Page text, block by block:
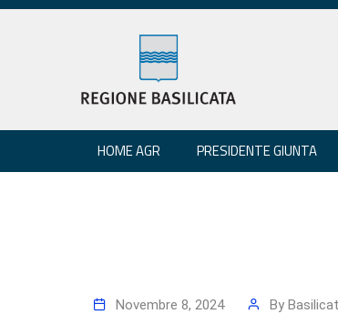
HOME AGR PRESIDENTE GIUNTA
Novembre 8, 2024 By